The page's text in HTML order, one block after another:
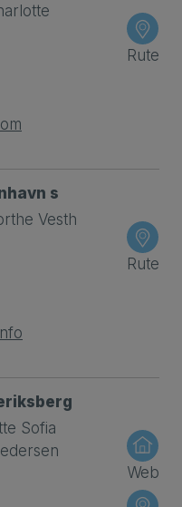
Rute
s
Vesth
Rute
Sofia
Web